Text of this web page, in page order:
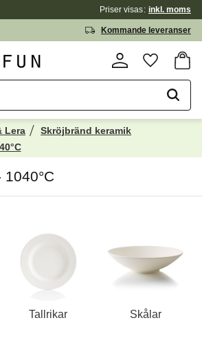
Kommande leveranser
Priser visas inkl. moms
Lera
Skröjbränd keramik
Tallrikar Skålar